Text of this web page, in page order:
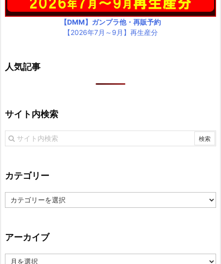
【DMM】ガンプラ他・再販予約
【2026年7月～9月】再生産分
人気記事
サイト内検索
カテゴリー
テ
ー
アーカイブ